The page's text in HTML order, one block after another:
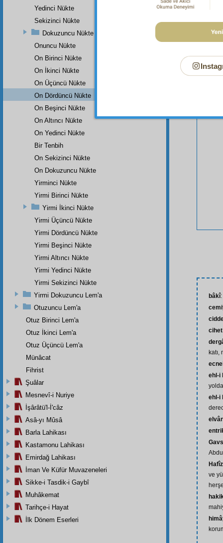
Bu
bâkî:
cihet
katı,
ehl-i
ehl-i
ve
Yedinci Nükte
Sekizinci Nükte
Dokuzuncu Nükte
Onuncu Nükte
On Birinci Nükte
On İkinci Nükte
On Üçüncü Nükte
On Dördüncü Nükte
On Beşinci Nükte
On Altıncı Nükte
On Yedinci Nükte
Bir Tenbih
On Sekizinci Nükte
On Dokuzuncu Nükte
Yirminci Nükte
Yirmi Birinci Nükte
Yirmi İkinci Nükte
Yirmi Üçüncü Nükte
Yirmi Dördüncü Nükte
Yirmi Beşinci Nükte
Yirmi Altıncı Nükte
Yirmi Yedinci Nükte
Yirmi Sekizinci Nükte
Yirmi Dokuzuncu Lem'a
Otuzuncu Lem'a
Otuz Birinci Lem'a
Otuz İkinci Lem'a
Otuz Üçüncü Lem'a
Münâcat
Fihrist
Şuâlar
Mesnevî-i Nuriye
İşârâtü'l-İ'câz
Asâ-yı Mûsâ
Barla Lahikası
Kastamonu Lahikası
Emirdağ Lahikası
İman Ve Küfür Muvazeneleri
Sikke-i Tasdik-i Gaybî
Muhâkemat
Tarihçe-i Hayat
İlk Dönem Eserleri